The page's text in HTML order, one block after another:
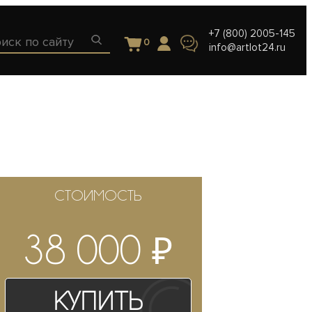
0
+7 (800) 2005-145
info@artlot24.ru
СТОИМОСТЬ
38 000₽
Купить